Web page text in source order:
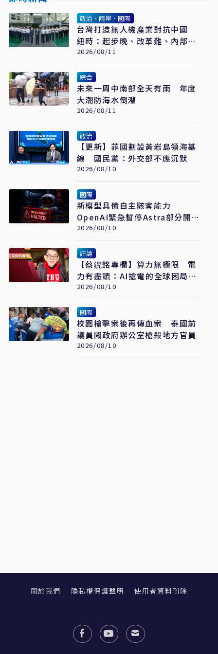
政治、兩岸、國際
台灣打造無人機產業對抗中國
紐時：起步晚、改革難、內部分
歧成阻力
2026/08/11
綜合
未來一周中南部全天有雨 年度
大潮防海水倒灌
2026/08/11
政治
【更新】菲國劃設黃岩島領海基
線 國民黨：外交部不應沉默
2026/08/10
國際
新模型具備自主駭客能力
OpenAI緊急暫停Astra部分開發
工作
2026/08/10
評論
【蔡鎤銘專欄】算力無極限 電
力有盡頭：AI搶電的全球困局與
突圍
2026/08/10
國際
校園槍擊案後再傳血案 泰國前
議員闖政府辦公室槍殺地方官員
2026/08/10
關於我們 隱私權保護聲明 使用者資料刪除